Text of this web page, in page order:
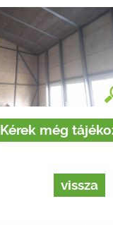
Kérek még
vissza